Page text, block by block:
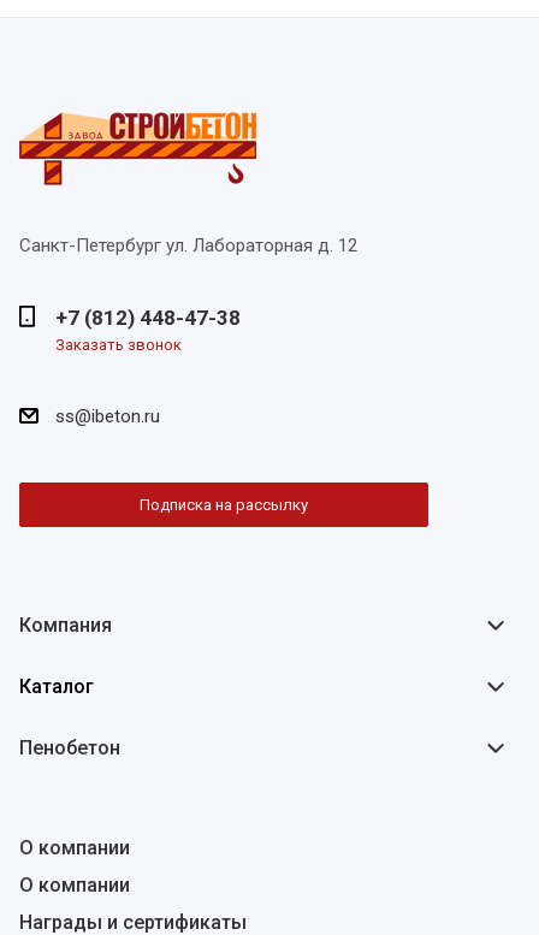
Санкт-Петербург ул. Лабораторная д. 12
+7 (812) 448-47-38
Заказать звонок
ss@ibeton.ru
Подписка на рассылку
Компания
Каталог
Пенобетон
О компании
О компании
Награды и сертификаты